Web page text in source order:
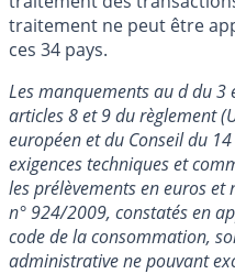
traitement ne peut être
ces 34 pays.
Les manquements au d du 3
articles 8 et 9 du règlement
européen et du Conseil du
exigences techniques et
les prélèvements en euros et
n° 924/2009, constatés en
code de la consommation,
administrative ne pouvant